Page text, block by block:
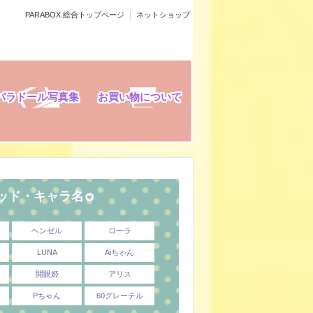
PARABOX 総合トップページ ネットショップ
お買い物について
ラドール写真集
ド・キャラ名
ヘンゼル ローラ
LUNA Aiちゃん
開眼姫 アリス
Pちゃん 60グレーテル